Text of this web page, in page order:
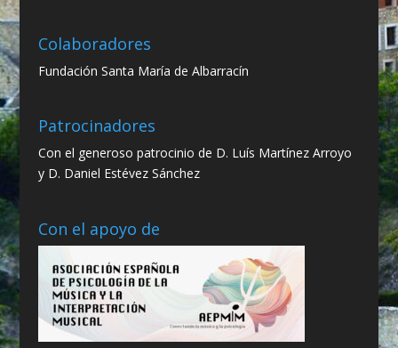
Colaboradores
Fundación Santa María de Albarracín
Patrocinadores
Con el generoso patrocinio de D. Luís Martínez Arroyo
y D. Daniel Estévez Sánchez
Con el apoyo de